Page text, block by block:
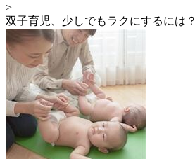
>
双子育児、少しでもラクにするには？